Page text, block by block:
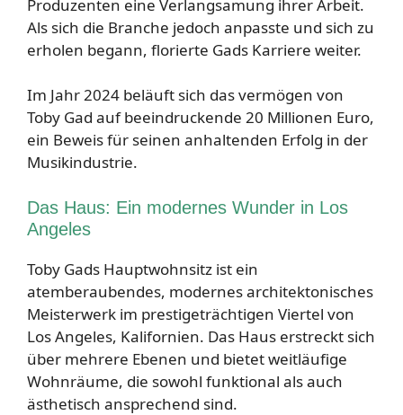
Produzenten eine Verlangsamung ihrer Arbeit.
Als sich die Branche jedoch anpasste und sich zu
erholen begann, florierte Gads Karriere weiter.
Im Jahr 2024 beläuft sich das vermögen von
Toby Gad auf beeindruckende 20 Millionen Euro,
ein Beweis für seinen anhaltenden Erfolg in der
Musikindustrie.
Das Haus: Ein modernes Wunder in Los
Angeles
Toby Gads Hauptwohnsitz ist ein
atemberaubendes, modernes architektonisches
Meisterwerk im prestigeträchtigen Viertel von
Los Angeles, Kalifornien. Das Haus erstreckt sich
über mehrere Ebenen und bietet weitläufige
Wohnräume, die sowohl funktional als auch
ästhetisch ansprechend sind.